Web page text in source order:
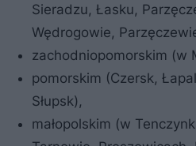
Sieradzu, Łasku,
Wędrogowie,
zachodniopomorskim (w
pomorskim (Czersk,
Słupsk),
małopolskim (w